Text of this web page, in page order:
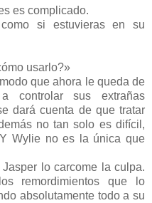
es complicado.
si estuvieras en su
usarlo?»
que ahora le queda de
controlar sus extrañas
dará cuenta de que tratar
no tan solo es difícil,
Wylie no es la única que
lo carcome la culpa.
remordimientos que lo
absolutamente todo a su